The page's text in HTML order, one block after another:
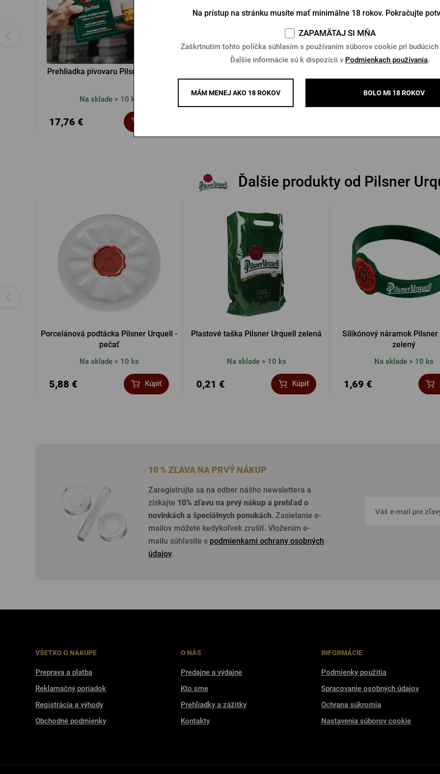
Prehliadka pivovaru Pilsner Urquell
Na sklade > 10 ks
17,76 €
Ďalšie produkty od Pilsner
Porcelánová podtácka Pilsner Urquell -
pečať
Na sklade > 10 ks
5,88 € Kúpiť
Plastové taška Pilsner Urquell zelená
Na sklade > 10 ks
0,21 € Kúpiť
Silikónový náramok Pilsner
zelený
Na sklade > 10 ks
1,69 €
10 % ZĽAVA NA PRVÝ NÁKUP
Zaregistrujte sa na odber nášho newslettera a
získajte 10% zľavu na prvý nákup a prehľad o
novinkách a špeciálnych ponukách. Zasielanie e-
mailov môžete kedykoľvek zrušiť. Vložením e-
mailu súhlasíte s podmienkami ochrany osobných
údajov.
VŠETKO O NÁKUPE
Preprava a platba
Reklamačný poriadok
Registrácia a výhody
Obchodné podmienky
O NÁS
Predajne a výdajne
Kto sme
Prehliadky a zážitky
Kontakty
INFORMÁCIE
Podmienky použitia
Spracovanie osobných údajov
Ochrana súkromia
Nastavenia súborov cookie
Na prístup na stránku musíte mať minimálne 18 rokov. Pokračujte
ZAPAMÄTAJ SI MŇA
Zaškrtnutím tohto políčka súhlasím s používaním súborov cookie pri budúcich
Ďalšie informácie sú k dispozícii v Podmienkach používania.
MÁM MENEJ AKO 18 ROKOV BOLO MI 18 ROKOV